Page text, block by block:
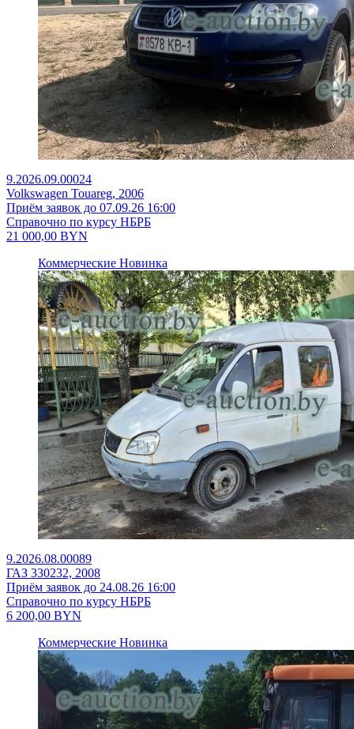
9.2026.09.00024
Volkswagen Touareg, 2006
Приём заявок до 07.09.26 16:00
Справочно по курсу НБРБ
21 000,00 BYN
Коммерческие Новинка
9.2026.08.00089
ГАЗ 330232, 2008
Приём заявок до 24.08.26 16:00
Справочно по курсу НБРБ
6 200,00 BYN
Коммерческие Новинка